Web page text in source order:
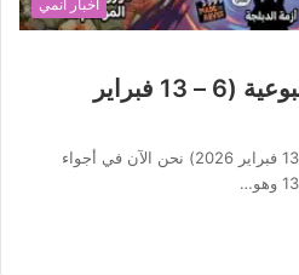
أخبار أنمي
نشرة أخبار الأنمي الأسبوعية (6 – 13 فبراير
نشرة أخبار الأنمي الأسبوعية (6 - 13 فبراير 2026) نحن الآن في أجواء